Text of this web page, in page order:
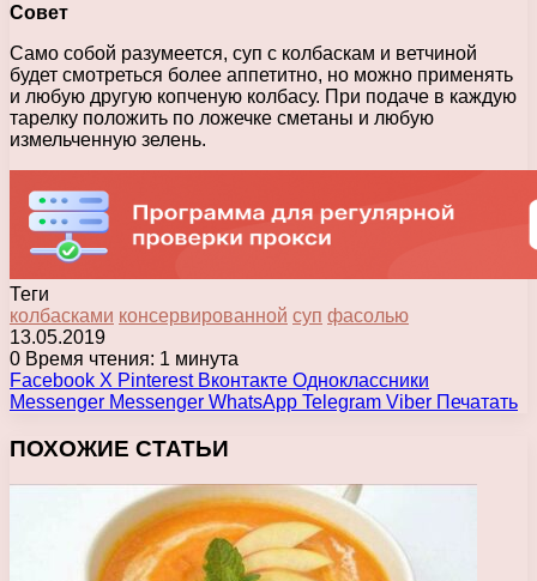
Совет
Само собой разумеется, суп с колбаскам и ветчиной
будет смотреться более аппетитно, но можно применять
и любую другую копченую колбасу. При подаче в каждую
тарелку положить по ложечке сметаны и любую
измельченную зелень.
Теги
колбасками консервированной суп фасолью
13.05.2019
0 Время чтения: 1 минута
Facebook X Pinterest Вконтакте Одноклассники
Messenger Messenger WhatsApp Telegram Viber Печатать
ПОХОЖИЕ СТАТЬИ